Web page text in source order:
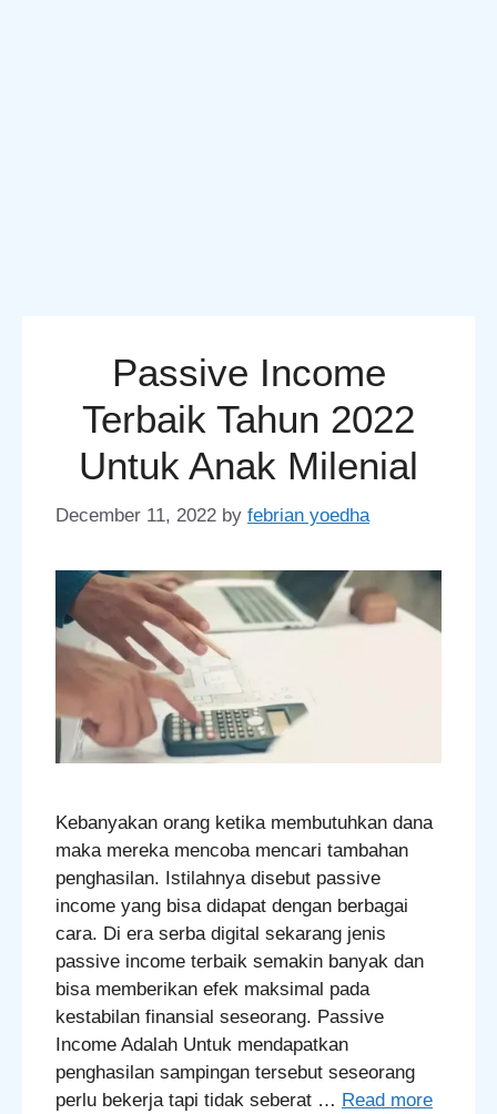
Passive Income
Terbaik Tahun 2022
Untuk Anak Milenial
December 11, 2022 by febrian yoedha
Kebanyakan orang ketika membutuhkan dana
maka mereka mencoba mencari tambahan
penghasilan. Istilahnya disebut passive
income yang bisa didapat dengan berbagai
cara. Di era serba digital sekarang jenis
passive income terbaik semakin banyak dan
bisa memberikan efek maksimal pada
kestabilan finansial seseorang. Passive
Income Adalah Untuk mendapatkan
penghasilan sampingan tersebut seseorang
perlu bekerja tapi tidak seberat … Read more